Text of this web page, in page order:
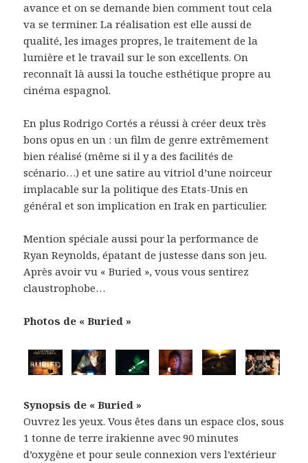
avance et on se demande bien comment tout cela
va se terminer. La réalisation est elle aussi de
qualité, les images propres, le traitement de la
lumière et le travail sur le son excellents. On
reconnaît là aussi la touche esthétique propre au
cinéma espagnol.
En plus Rodrigo Cortés a réussi à créer deux très
bons opus en un : un film de genre extrêmement
bien réalisé (même si il y a des facilités de
scénario…) et une satire au vitriol d’une noirceur
implacable sur la politique des Etats-Unis en
général et son implication en Irak en particulier.
Mention spéciale aussi pour la performance de
Ryan Reynolds, épatant de justesse dans son jeu.
Après avoir vu « Buried », vous vous sentirez
claustrophobe…
Photos de « Buried »
Synopsis de « Buried »
Ouvrez les yeux. Vous êtes dans un espace clos, sous
1 tonne de terre irakienne avec 90 minutes
d’oxygène et pour seule connexion vers l’extérieur